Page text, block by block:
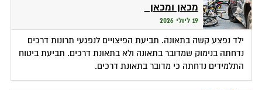
מכאן ומכאן
19 ליולי 2026
ילד נפצע קשה בתאונה. תביעת הפיצויים לנפגעי תרונות דרכים
נדחתה בנימוק שמדובר בתאונה ולא בתאונת דרכים. תביעת ביטוח
התלמידים נדחתה כי מדובר בתאונת דרכים.